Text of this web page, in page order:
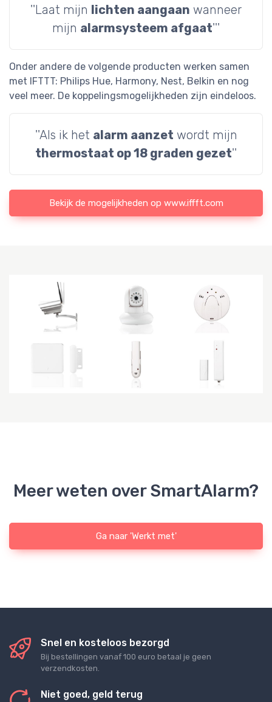
''Laat mijn lichten aangaan wanneer
mijn alarmsysteem afgaat'''
Onder andere de volgende producten werken samen
met IFTTT: Philips Hue, Harmony, Nest, Belkin en nog
veel meer. De koppelingsmogelijkheden zijn eindeloos.
''Als ik het alarm aanzet wordt mijn
thermostaat op 18 graden gezet''
Bekijk de mogelijkheden op www.iffft.com
Meer weten over SmartAlarm?
Ga naar 'Werkt met'
Snel en kosteloos bezorgd
Bij bestellingen vanaf 100 euro betaal je geen
verzendkosten.
Niet goed, geld terug